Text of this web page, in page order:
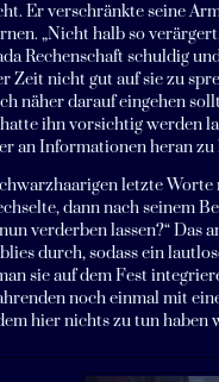
Er verschränkte seine
„Nicht halb so
Rechenschaft schuldig
Zeit nicht gut auf sie zu
näher darauf eingehen
ihn vorsichtig werden
an Informationen heran
letzte
dann nach seinem
verderben lassen?“
durch, sodass ein
sie auf dem Fest
noch einmal mit
hier nichts zu tun